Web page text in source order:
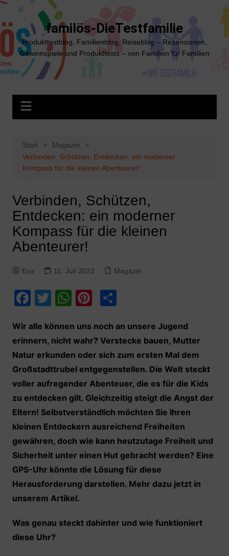
Zum
springen
familös-DieTestfamilie
Produkttestblog, Familienblog, Reiseblog – Rezensionen,
Gewinnspiele und Produkttests – von Familien für Familien
Start
Magazin
Verbinden, Schützen, Entdecken: ein moderner
Kompass für die kleinen Abenteurer!
Verbinden, Schützen,
Entdecken: ein moderner
Kompass für die kleinen
Abenteurer!
Eva 11. Juli 2023 Magazin
F
c
e
b
o
o
k
T
itt
er
W
at
s
A
p
p
Pi
er
e
st
T
le
n
Wir alle können uns noch an unsere Jugend
erinnern, nicht wahr? Verstecke bauen, Mutter
Natur erkunden oder sich zum ersten Mal dem
Großstadttrubel entgegenstellen. Die Welt steckt
voller aufregender Abenteuer, die es für die Kids
zu entdecken gilt. Gleichzeitig steigt die Angst der
Eltern! Selbstverständlich möchten Sie Ihren
kleinen Entdeckern ausreichend Freiheiten
gewähren, doch wie kann heutzutage Freiheit und
Sicherheit unter einen Hut gebracht werden? Eine
GPS-Uhr könnte die Lösung für diese
Herausforderung darstellen. Mehr dazu jetzt in
unserem Artikel.
Was genau steckt dahinter und wie funktioniert
diese Uhr?